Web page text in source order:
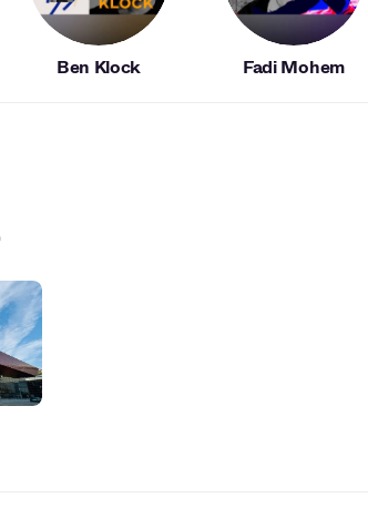
Ben Klock Fadi Mohem